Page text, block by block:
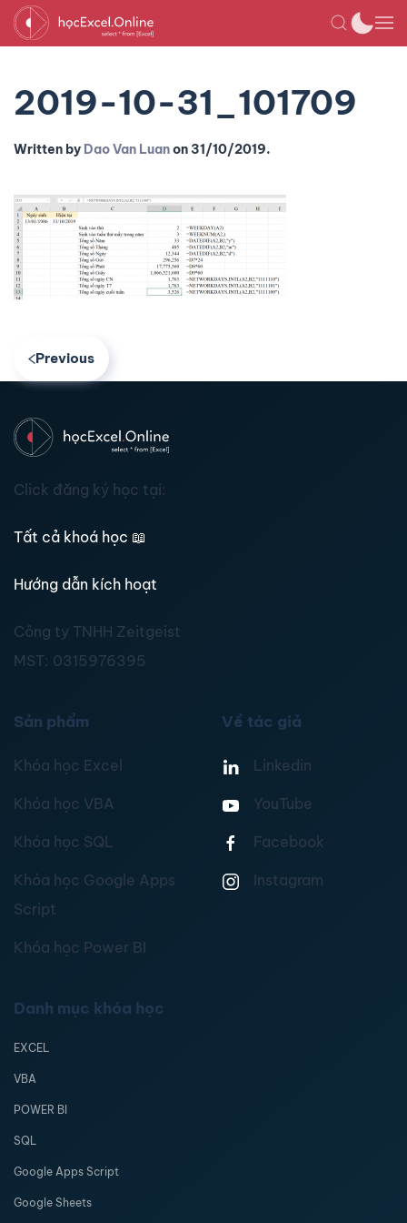
2019-10-31_101709
Written by Dao Van Luanon 31/10/2019.
Previous
Click đăng ký học tại:
Tất cả khoá học 📖
Hướng dẫn kích hoạt
Công ty TNHH Zeitgeist
MST: 0315976395
Sản phẩm
Khóa học Excel
Khóa học VBA
Khóa học SQL
Khóa học Google Apps
Script
Khóa học Power BI
Về tác giả
Linkedin
YouTube
Facebook
Instagram
Danh mục khóa học
EXCEL
VBA
POWER BI
SQL
Google Apps Script
Google Sheets